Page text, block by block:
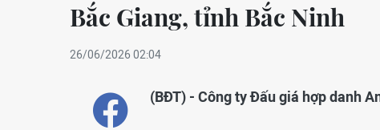
Bắc Giang, tỉnh Bắc Ninh
26/06/2026 02:04
(BĐT) - Công ty Đấu giá hợp danh